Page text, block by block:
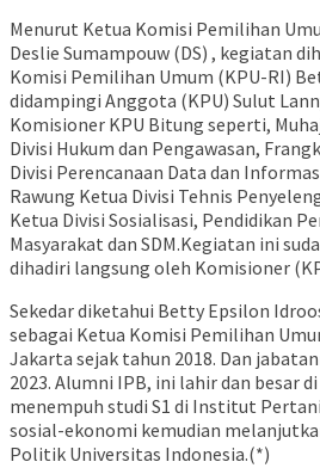
Menurut Ketua Komisi Pemilihan
Deslie Sumampouw (DS) , kegiatan
Komisi Pemilihan Umum (KPU-RI)
didampingi Anggota (KPU) Sulut
Komisioner KPU Bitung seperti,
Divisi Hukum dan Pengawasan,
Divisi Perencanaan Data dan
Rawung Ketua Divisi Tehnis
Ketua Divisi Sosialisasi, Pendidikan
Masyarakat dan SDM.Kegiatan ini
dihadiri langsung oleh Komisioner
Sekedar diketahui Betty Epsilon
sebagai Ketua Komisi Pemilihan
Jakarta sejak tahun 2018. Dan
2023. Alumni IPB, ini lahir dan besar
menempuh studi S1 di Institut
sosial-ekonomi kemudian
Politik Universitas Indonesia.(*)